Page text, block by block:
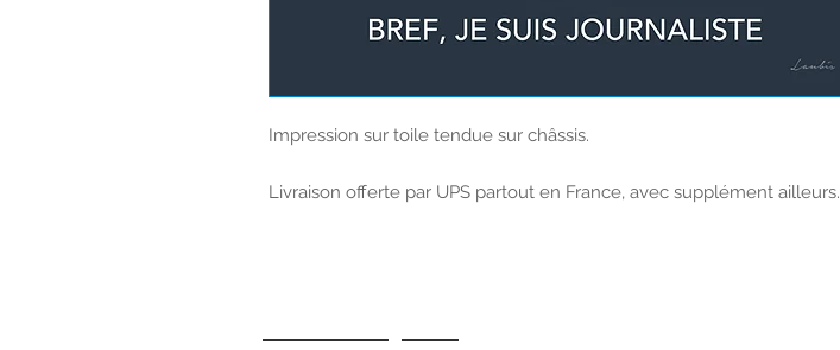
Impression sur toile tendue sur châssis.
Livraison offerte par UPS partout en France, avec supplément ailleurs.